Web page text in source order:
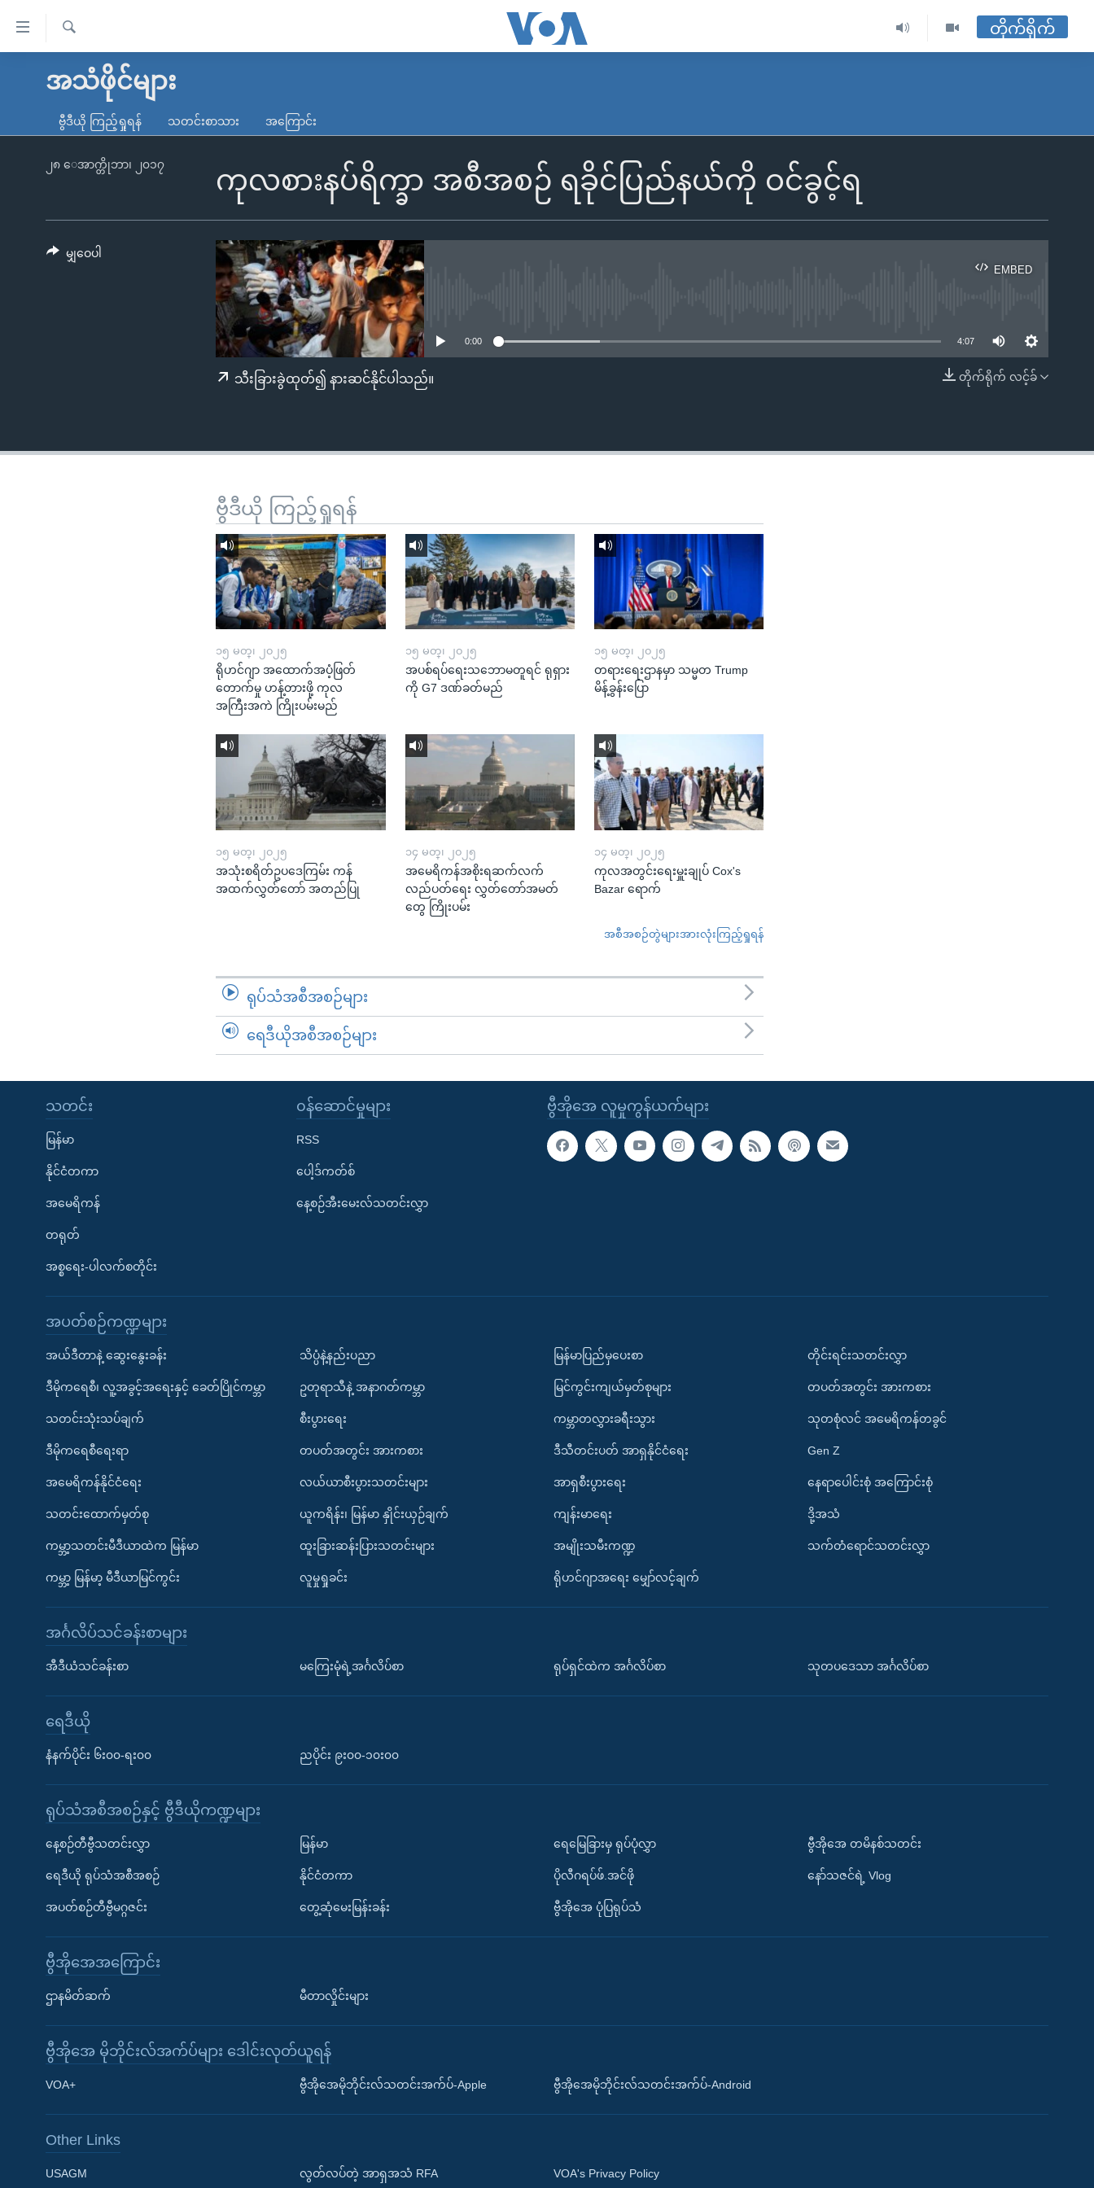
လွယ်ကူ
သည့်
ကျော်
မူလစာမျက်နှာ
ကမ္ဘာ့သတင်းများ
နိုင်ငံတကာ
တရုတ်
အစ္စရေး-ပါလက်စတိုင်း
ရပ်ဝန်းတခု လမ်းတခု အလွန်
အင်္ဂလိပ်စာလေ့လာမယ်
Learning English
ရ
တိုက်ရိုက်
အသံဖိုင်များ
ဗွီဒီယို ကြည့်ရှုရန် သတင်းစာသား အကြောင်း
ကုလစားနပ်ရိက္ခာ အစီအစဉ် ရခိုင်ပြည်နယ်ကို ဝင်ခွင့်ရ
၂၈ ေအာက္တိုဘာ၊ ၂၀၁၇
EMBED
EMBED
0:00 4:07
တိုက်ရိုက် လင့်ခ်
သီးခြားခွဲထုတ်၍ နားဆင်နိုင်ပါသည်။
မျှဝေပါ
ဗွီဒီယို ကြည့်ရှုရန်
၁၅ မတ္၊ ၂၀၂၅
ရိုဟင်ဂျာ အထောက်အပံ့ဖြတ်
တောက်မှု ဟန့်တားဖို့ ကုလ
အကြီးအကဲ ကြိုးပမ်းမည်
၁၅ မတ္၊ ၂၀၂၅
အပစ်ရပ်ရေးသဘောမတူရင် ရုရှား
ကို G7 ဒဏ်ခတ်မည်
၁၅ မတ္၊ ၂၀၂၅
တရားရေးဌာနမှာ သမ္မတ Trump
မိန့်ခွန်းပြော
၁၅ မတ္၊ ၂၀၂၅
အသုံးစရိတ်ဥပဒေကြမ်း ကန်
အထက်လွှတ်တော် အတည်ပြု
၁၄ မတ္၊ ၂၀၂၅
အမေရိကန်အစိုးရဆက်လက်
လည်ပတ်ရေး လွှတ်တော်အမတ်
တွေ ကြိုးပမ်း
၁၄ မတ္၊ ၂၀၂၅
ကုလအတွင်းရေးမှူးချုပ် Cox's
Bazar ရောက်
အစီအစဉ်တွဲများအားလုံးကြည့်ရှုရန်
ရုပ်သံအစီအစဉ်များ
ရေဒီယိုအစီအစဉ်များ
ဗွီအိုအေ လူမှုကွန်ယက်များ
သတင်း
မြန်မာ
နိုင်ငံတကာ
အမေရိကန်
တရုတ်
အစ္စရေး-ပါလက်စတိုင်း
၀န်ဆောင်မှုများ
RSS
ပေါ့ဒ်ကတ်စ်
နေ့စဉ်အီးမေးလ်သတင်းလွှာ
အပတ်စဉ်ကဏ္ဍများ
အယ်ဒီတာနဲ့ ဆွေးနွေးခန်း
ဒီမိုကရေစီ၊ လူ့အခွင့်အရေးနှင့် ခေတ်ပြိုင်ကမ္ဘာ
သတင်းသုံးသပ်ချက်
ဒီမိုကရေစီရေးရာ
အမေရိကန်နိုင်ငံရေး
သတင်းထောက်မှတ်စု
ကမ္ဘာ့သတင်းမီဒီယာထဲက မြန်မာ
ကမ္ဘာ့ မြန်မာ့ မီဒီယာမြင်ကွင်း
သိပ္ပံနဲ့နည်းပညာ
ဥတုရာသီနဲ့ အနာဂတ်ကမ္ဘာ
စီးပွားရေး
တပတ်အတွင်း အားကစား
လယ်ယာစီးပွားသတင်းများ
ယူကရိန်း၊ မြန်မာ နှိုင်းယှဉ်ချက်
ထူးခြားဆန်းပြားသတင်းများ
လူမှုရှုခင်း
မြန်မာပြည်မှပေးစာ
မြင်ကွင်းကျယ်မှတ်စုများ
ကမ္ဘာတလွှားခရီးသွား
ဒီသီတင်းပတ် အာရှနိုင်ငံရေး
အာရှစီးပွားရေး
ကျန်းမာရေး
အမျိုးသမီးကဏ္ဍ
ရိုဟင်ဂျာအရေး မျှော်လင့်ချက်
တိုင်းရင်းသတင်းလွှာ
တပတ်အတွင်း အားကစား
သုတစုံလင် အမေရိကန်တခွင်
Gen Z
နေရာပေါင်းစုံ အကြောင်းစုံ
ဒို့အသံ
သက်တံရောင်သတင်းလွှာ
အင်္ဂလိပ်သင်ခန်းစာများ
အီဒီယံသင်ခန်းစာ မကြေးမုံရဲ့အင်္ဂလိပ်စာ ရုပ်ရှင်ထဲက အင်္ဂလိပ်စာ သုတပဒေသာ အင်္ဂလိပ်စာ
ရေဒီယို
နံနက်ပိုင်း ၆း၀၀-ရး၀၀ ညပိုင်း ၉း၀၀-၁၀း၀၀
ရုပ်သံအစီအစဉ်နှင့် ဗွီဒီယိုကဏ္ဍများ
နေ့စဉ်တီဗွီသတင်းလွှာ
ရေဒီယို ရုပ်သံအစီအစဉ်
အပတ်စဉ်တီဗွီမဂ္ဂဇင်း
မြန်မာ
နိုင်ငံတကာ
တွေ့ဆုံမေးမြန်းခန်း
ရေမြေခြားမှ ရုပ်ပုံလွှာ
ပိုလီဂရပ်ဖ်.အင်ဖို
ဗွီအိုအေ ပုံပြရုပ်သံ
ဗွီအိုအေ တမိနစ်သတင်း
နော်သဇင်ရဲ့ Vlog
ဗွီအိုအေအကြောင်း
ဌာနမိတ်ဆက် မီတာလှိုင်းများ
ဗွီအိုအေ မိုဘိုင်းလ်အက်ပ်များ ဒေါင်းလုတ်ယူရန်
VOA+ ဗွီအိုအေမိုဘိုင်းလ်သတင်းအက်ပ်-Apple ဗွီအိုအေမိုဘိုင်းလ်သတင်းအက်ပ်-Android
Other Links
USAGM လွတ်လပ်တဲ့ အာရှအသံ RFA VOA's Privacy Policy